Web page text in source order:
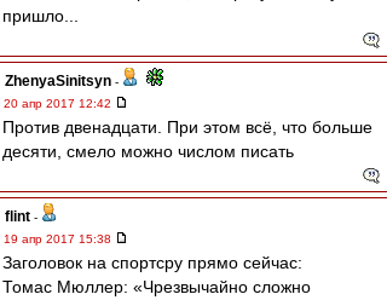
пришло...
ZhenyaSinitsyn -
20 апр 2017 12:42
Против двенадцати. При этом всё, что больше
десяти, смело можно числом писать
flint -
19 апр 2017 15:38
Заголовок на спортсру прямо сейчас:
Томас Мюллер: «Чрезвычайно сложно